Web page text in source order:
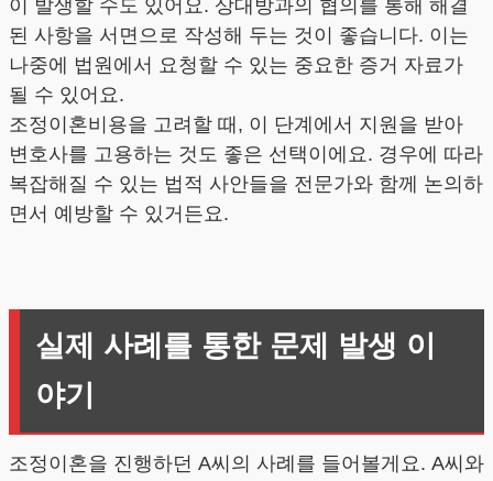
이 발생할 수도 있어요. 상대방과의 협의를 통해 해결
된 사항을 서면으로 작성해 두는 것이 좋습니다. 이는
나중에 법원에서 요청할 수 있는 중요한 증거 자료가
될 수 있어요.
조정이혼비용을 고려할 때, 이 단계에서 지원을 받아
변호사를 고용하는 것도 좋은 선택이에요. 경우에 따라
복잡해질 수 있는 법적 사안들을 전문가와 함께 논의하
면서 예방할 수 있거든요.
실제 사례를 통한 문제 발생 이
야기
조정이혼을 진행하던 A씨의 사례를 들어볼게요. A씨와